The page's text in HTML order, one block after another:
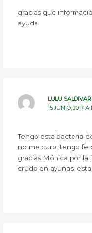
gracias que
ayuda
LULU
15 JUNIO, 2017 A
Tengo esta bacteria
no me curo, tengo fe
gracias Mónica por la
crudo en ayunas, esta